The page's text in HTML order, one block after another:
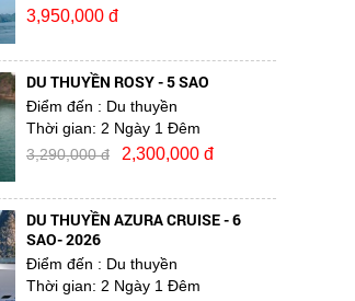
3,950,000 đ
DU THUYỀN ROSY - 5 SAO
Điểm đến : Du thuyền
Thời gian: 2 Ngày 1 Đêm
3,290,000 đ
2,300,000 đ
DU THUYỀN AZURA CRUISE - 6
SAO- 2026
Điểm đến : Du thuyền
Thời gian: 2 Ngày 1 Đêm